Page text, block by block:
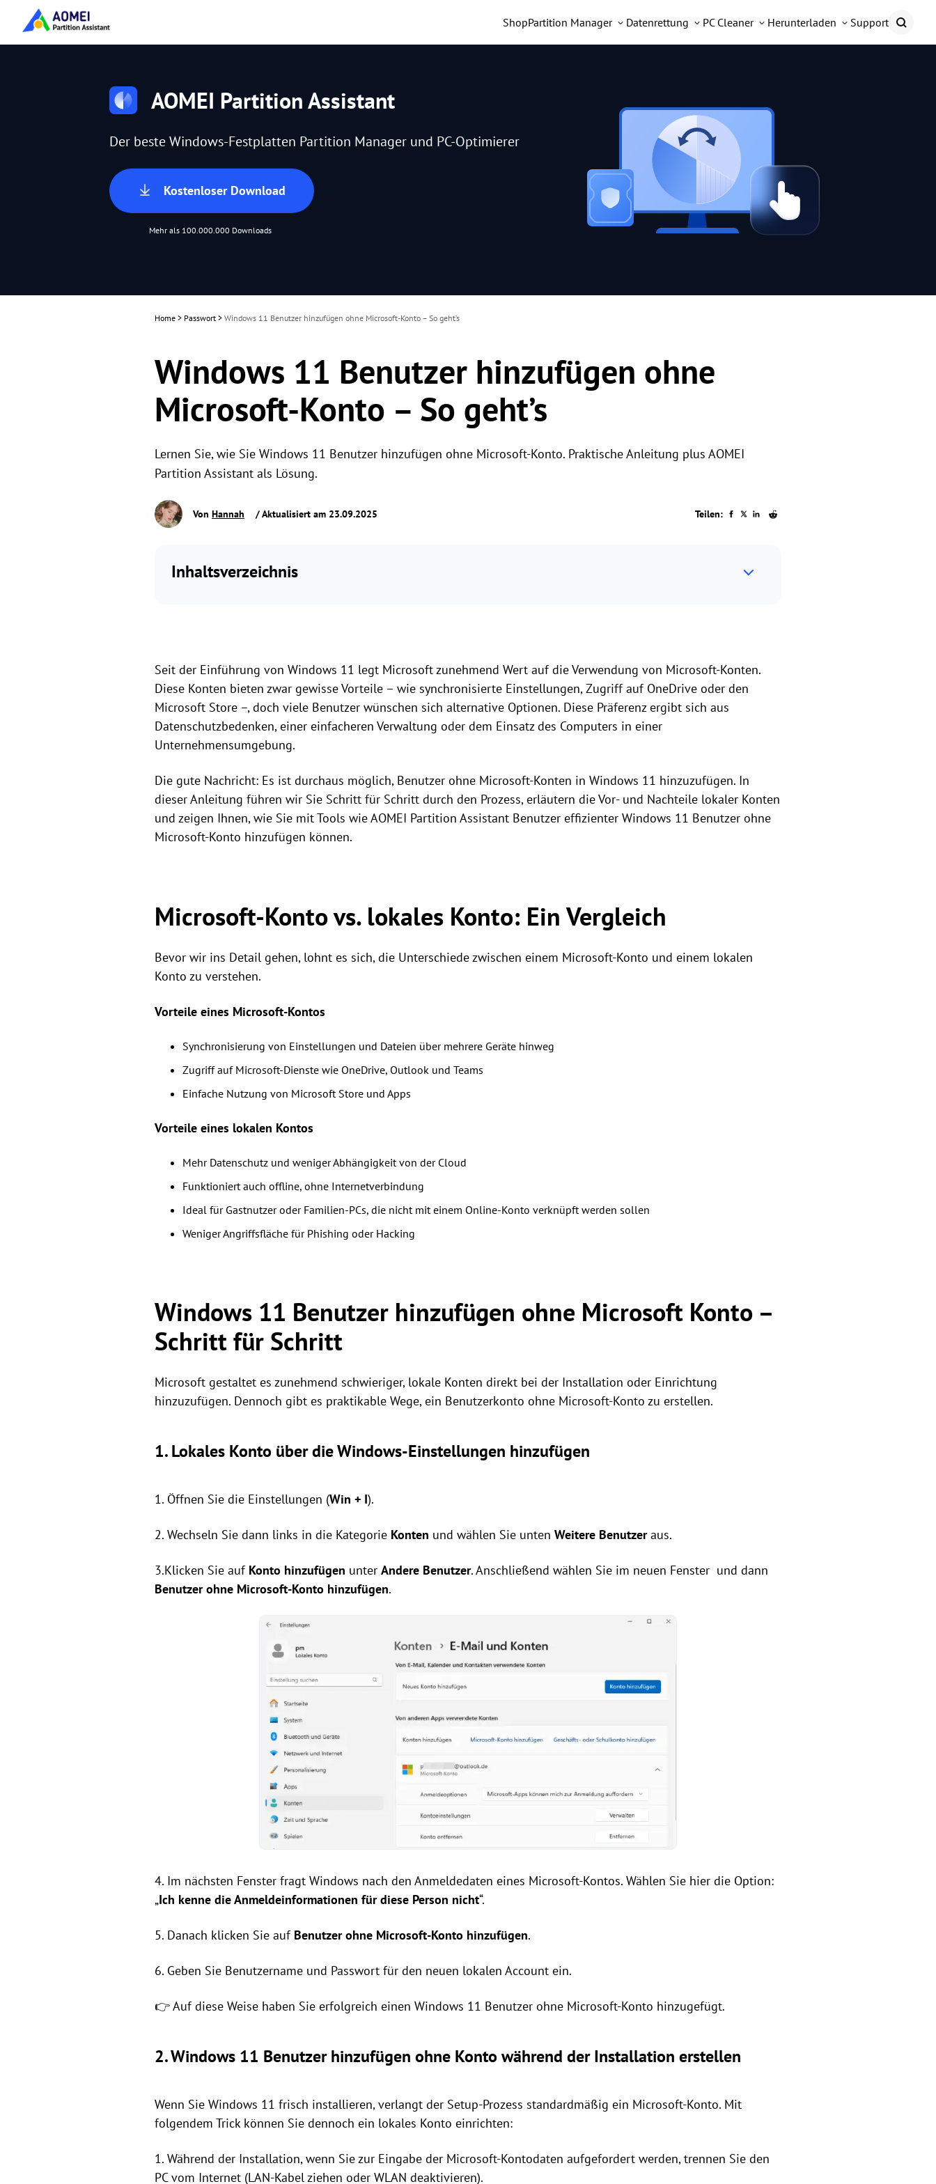
ShopPartition Manager Datenrettung PC Cleaner Herunterladen Support
AOMEI Partition Assistant
Der beste Windows-Festplatten Partition Manager und PC-Optimierer
Kostenloser Download
Mehr als 100.000.000 Downloads
Home > Passwort > Windows 11 Benutzer hinzufügen ohne Microsoft-Konto – So geht’s
Windows 11 Benutzer hinzufügen ohne
Microsoft-Konto – So geht’s
Lernen Sie, wie Sie Windows 11 Benutzer hinzufügen ohne Microsoft-Konto. Praktische Anleitung plus AOMEI
Partition Assistant als Lösung.
Von Hannah / Aktualisiert am 23.09.2025 Teilen:
Inhaltsverzeichnis
Seit der Einführung von Windows 11 legt Microsoft zunehmend Wert auf die Verwendung von Microsoft-Konten.
Diese Konten bieten zwar gewisse Vorteile – wie synchronisierte Einstellungen, Zugriff auf OneDrive oder den
Microsoft Store –, doch viele Benutzer wünschen sich alternative Optionen. Diese Präferenz ergibt sich aus
Datenschutzbedenken, einer einfacheren Verwaltung oder dem Einsatz des Computers in einer
Unternehmensumgebung.
Die gute Nachricht: Es ist durchaus möglich, Benutzer ohne Microsoft-Konten in Windows 11 hinzuzufügen. In
dieser Anleitung führen wir Sie Schritt für Schritt durch den Prozess, erläutern die Vor- und Nachteile lokaler Konten
und zeigen Ihnen, wie Sie mit Tools wie AOMEI Partition Assistant Benutzer effizienter Windows 11 Benutzer ohne
Microsoft-Konto hinzufügen können.
Microsoft-Konto vs. lokales Konto: Ein Vergleich
Bevor wir ins Detail gehen, lohnt es sich, die Unterschiede zwischen einem Microsoft-Konto und einem lokalen
Konto zu verstehen.
Vorteile eines Microsoft-Kontos
Synchronisierung von Einstellungen und Dateien über mehrere Geräte hinweg
Zugriff auf Microsoft-Dienste wie OneDrive, Outlook und Teams
Einfache Nutzung von Microsoft Store und Apps
Vorteile eines lokalen Kontos
Mehr Datenschutz und weniger Abhängigkeit von der Cloud
Funktioniert auch offline, ohne Internetverbindung
Ideal für Gastnutzer oder Familien-PCs, die nicht mit einem Online-Konto verknüpft werden sollen
Weniger Angriffsfläche für Phishing oder Hacking
Windows 11 Benutzer hinzufügen ohne Microsoft Konto –
Schritt für Schritt
Microsoft gestaltet es zunehmend schwieriger, lokale Konten direkt bei der Installation oder Einrichtung
hinzuzufügen. Dennoch gibt es praktikable Wege, ein Benutzerkonto ohne Microsoft-Konto zu erstellen.
1. Lokales Konto über die Windows-Einstellungen hinzufügen
1. Öffnen Sie die Einstellungen (Win + I).
2. Wechseln Sie dann links in die Kategorie Konten und wählen Sie unten Weitere Benutzeraus.
3.Klicken Sie auf Konto hinzufügen unter Andere Benutzer. Anschließend wählen Sie im neuen Fenster und dann
Benutzer ohne Microsoft-Konto hinzufügen.
4. Im nächsten Fenster fragt Windows nach den Anmeldedaten eines Microsoft-Kontos. Wählen Sie hier die Option:
„Ich kenne die Anmeldeinformationen für diese Person nicht“.
5. Danach klicken Sie auf Benutzer ohne Microsoft-Konto hinzufügen.
6. Geben Sie Benutzername und Passwort für den neuen lokalen Account ein.
👉 Auf diese Weise haben Sie erfolgreich einen Windows 11 Benutzer ohne Microsoft-Konto hinzugefügt.
2. Windows 11 Benutzer hinzufügen ohne Konto während der Installation erstellen
Wenn Sie Windows 11 frisch installieren, verlangt der Setup-Prozess standardmäßig ein Microsoft-Konto. Mit
folgendem Trick können Sie dennoch ein lokales Konto einrichten:
1. Während der Installation, wenn Sie zur Eingabe der Microsoft-Kontodaten aufgefordert werden, trennen Sie den
PC vom Internet (LAN-Kabel ziehen oder WLAN deaktivieren).